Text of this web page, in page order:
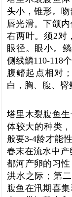
头小，锥形。
唇光滑。下颌
右两叶。须2对
眼径。眼小。
侧线鳞110-118
腹鳍起点相对
白，胸、腹、臀
塔里木裂腹鱼
体较大的种类
般要3-4龄才能
春末在流水中
都河产卵的习
洪水之际；第
腹鱼在汛期喜